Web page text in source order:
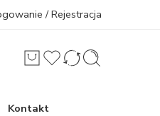
/ Rejestracja
Kontakt